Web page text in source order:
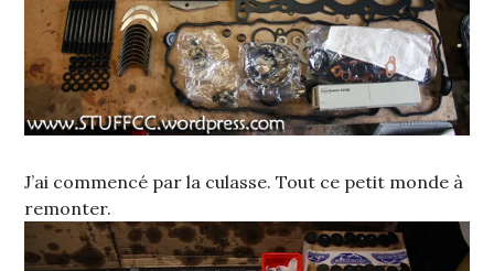
J’ai commencé par la culasse. Tout ce petit monde à
remonter.